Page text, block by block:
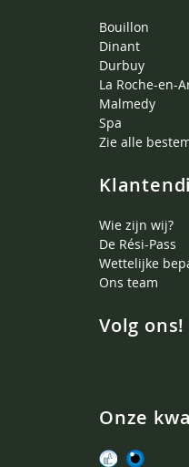
Bouillon
Dinant
Durbuy
La Roche-en-
Malmedy
Spa
Zie alle
Wie zijn wij?
De Rési-Pass
Wettelijke
Ons team
Volg ons!
Onze